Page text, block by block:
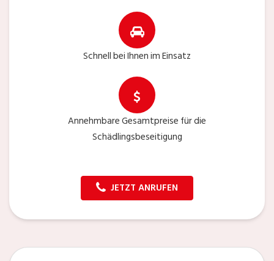
Schnell bei Ihnen im Einsatz
Annehmbare Gesamtpreise für die
Schädlingsbeseitigung
JETZT ANRUFEN